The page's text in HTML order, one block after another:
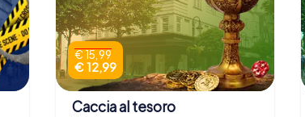
€ 15,99
€ 12,99
Caccia al tesoro